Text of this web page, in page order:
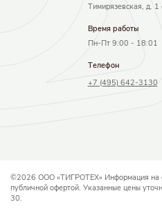
Тимирязевская, д. 1
Время работы
Пн-Пт 9:00 - 18:01
Телефон
+7 (495) 642-3130
©2026 ООО «ТИГРОТЕХ» Информация на
публичной офертой. Указанные цены
30.